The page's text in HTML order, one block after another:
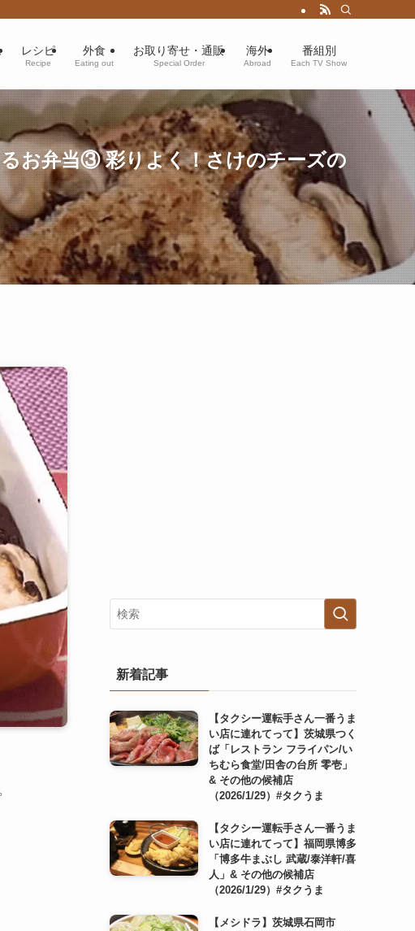
レシピ
Recipe
外食
Eating out
お取り寄せ・通販
Special Order
海外
Abroad
番組別
Each TV Show
お弁当③ 彩りよく！さけのチーズの
新着記事
【タクシー運転手さん一番うま
い店に連れてって】茨城県つく
ば「レストラン フライパン/い
ちむら食堂/田舎の台所 零壱」
& その他の候補店
（2026/1/29）#タクうま
【タクシー運転手さん一番うま
い店に連れてって】福岡県博多
「博多牛まぶし 武蔵/泰洋軒/喜
人」& その他の候補店
（2026/1/29）#タクうま
【メシドラ】茨城県石岡市